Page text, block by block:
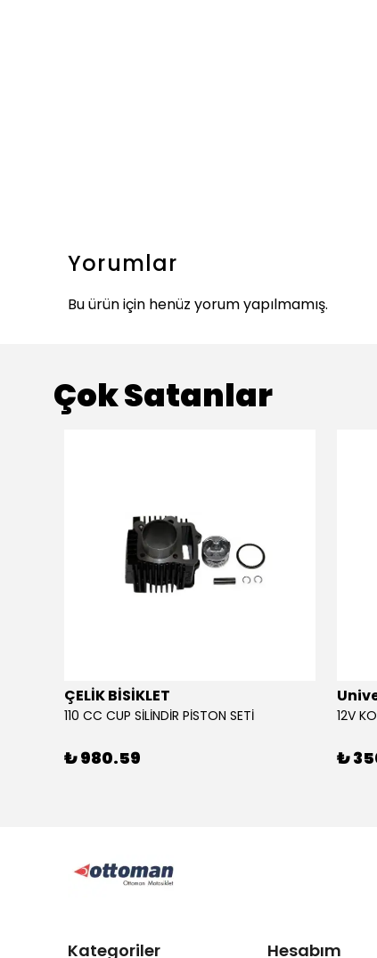
Yorumlar
Bu ürün için henüz yorum yapılmamış.
Çok Satanlar
ÇELİK BİSİKLET
110 CC CUP SİLİNDİR PİSTON SETİ
₺ 980.59 ₺
Kategoriler Hesabım